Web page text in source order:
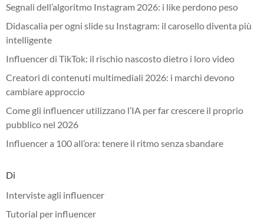
Segnali dell’algoritmo Instagram 2026: i like perdono peso
Didascalia per ogni slide su Instagram: il carosello diventa più
intelligente
Influencer di TikTok: il rischio nascosto dietro i loro video
Creatori di contenuti multimediali 2026: i marchi devono
cambiare approccio
Come gli influencer utilizzano l’IA per far crescere il proprio
pubblico nel 2026
Influencer a 100 all’ora: tenere il ritmo senza sbandare
Di
Interviste agli influencer
Tutorial per influencer